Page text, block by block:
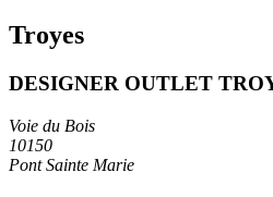
Troyes
DESIGNER OUTLET
Voie du Bois
10150
Pont Sainte Marie